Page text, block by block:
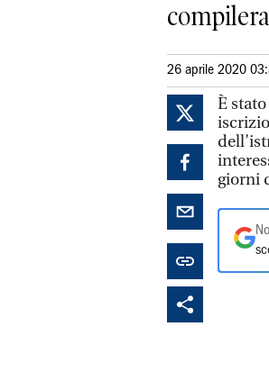
26 aprile 2020
È
giorni